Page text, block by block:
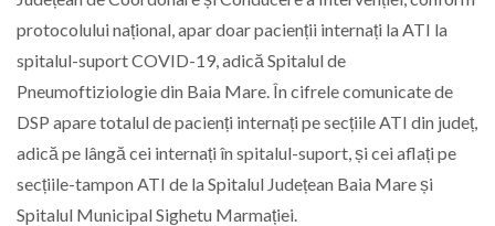
protocolului național, apar doar pacienții internați la ATI la
spitalul-suport COVID-19, adică Spitalul de
Pneumoftiziologie din Baia Mare. În cifrele comunicate de
DSP apare totalul de pacienți internați pe secțiile ATI din județ,
adică pe lângă cei internați în spitalul-suport, și cei aflați pe
secțiile-tampon ATI de la Spitalul Județean Baia Mare și
Spitalul Municipal Sighetu Marmației.